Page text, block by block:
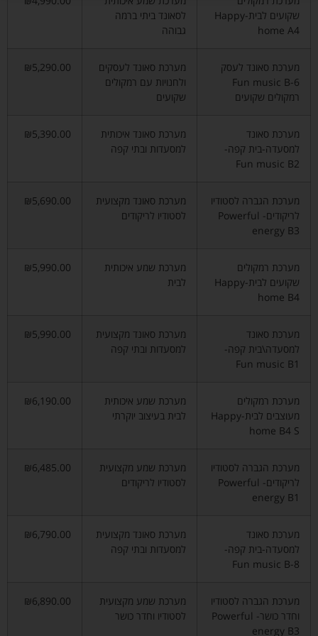
שקועים לבית-Happy
home A4
לסאונד ביתי ברמה
גבוהה
מערכת סאונד לעסק
Fun music B-6
רמקולים שקועים
מערכת סאונד לעסקים
ולחנויות עם רמקולים
שקועים
₪5,290.00
מערכת סאונד
למסעדה-בית קפה-
Fun music B2
מערכת סאונד איכותית
למסעדות ובתי קפה
₪5,390.00
מערכת הגברה לסטודיו
לריקודים- Powerful
energy B3
מערכת סאונד מקצועית
לסטודיו לריקודים
₪5,690.00
מערכת רמקולים
שקועים לבית-Happy
home B4
מערכת שמע איכותית
לבית
₪5,990.00
מערכת סאונד
למסעדה\בית קפה-
Fun music B1
מערכת סאונד מקצועית
למסעדות ובתי קפה
₪5,990.00
מערכת רמקולים
מעוצבים לבית-Happy
home B4 S
מערכת שמע איכותית
לבית בעיצוב יוקרתי
₪6,190.00
מערכת הגברה לסטודיו
לריקודים- Powerful
energy B1
מערכת שמע מקצועית
לסטודיו לריקודים
₪6,485.00
מערכת סאונד
למסעדה-בית קפה-
Fun music B-8
מערכת סאונד מקצועית
למסעדות ובתי קפה
₪6,790.00
מערכת הגברה לסטודיו
וחדר כושר- Powerful
energy B3
מערכת שמע מקצועית
לסטודיו וחדר כושר
₪6,890.00